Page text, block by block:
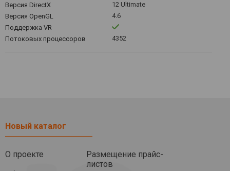
Версия DirectX
12 Ultimate
Версия OpenGL
4.6
Поддержка VR
Потоковых процессоров
4352
Новый каталог
О проекте
Размещение прайс-
листов